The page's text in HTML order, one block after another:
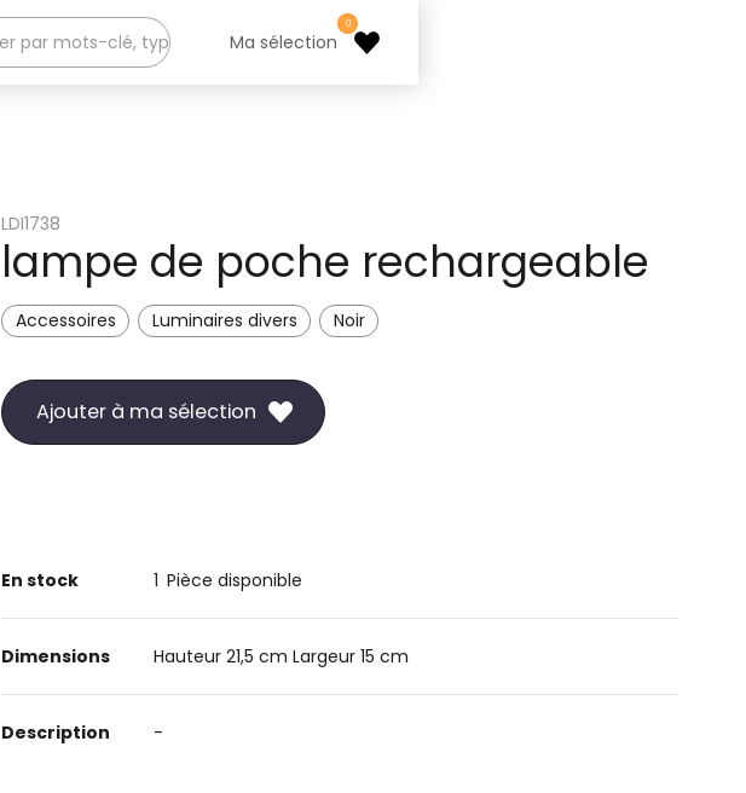
Ma sélection
0
LDI1738
lampe de poche rechargeable
Accessoires Luminaires divers Noir
Ajouter à ma sélection
En stock 1 Pièce disponible
Dimensions Hauteur 21,5 cm Largeur 15 cm
Description -